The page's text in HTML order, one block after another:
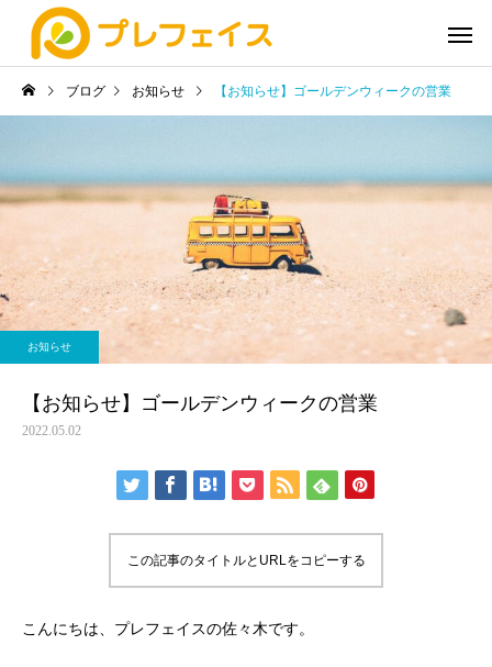
ブログ お知らせ 【お知らせ】ゴールデンウィークの営業
お知らせ
【お知らせ】ゴールデンウィークの営業
2022.05.02
この記事のタイトルとURLをコピーする
こんにちは、プレフェイスの佐々木です。